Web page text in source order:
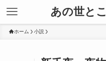
あの世と
ホーム 小説